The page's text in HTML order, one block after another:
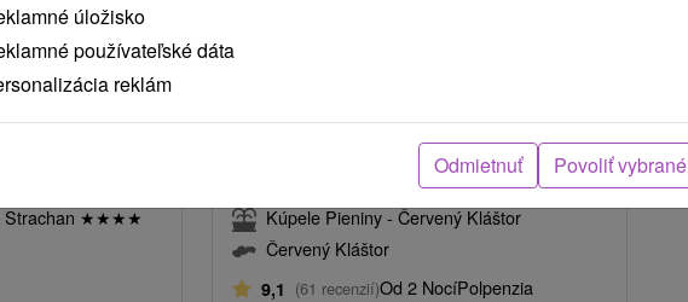
od69,96
od68,60€
/noc/osoba
doline:
a príjemná
Strachan★★★★
Wellness Balans: Oddych spojený s
aktívnym relaxom a ideálna voľba
pre načerpanie novej energie
Kúpele Pieniny - Červený Kláštor
Červený Kláštor
9,1 (61 recenzií)Od 2 NocíPolpenzia
úložisko
používateľské dáta
reklám
Odmietnuť Povoliť vybrané